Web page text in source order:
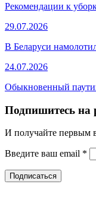
Рекомендации к
29.07.2026
В Беларуси
24.07.2026
Обыкновенный
Подпишитесь на
И получайте первым
Введите ваш email *